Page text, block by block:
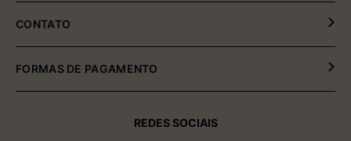
Fale Conosco
CONTATO
(54) 2102-4000 (08:00hrs às 17:30hrs)
(54) 99611-6238 (seg à sexta-feira)
sac01@multimóveis.com
FORMAS DE PAGAMENTO
REDES SOCIAIS